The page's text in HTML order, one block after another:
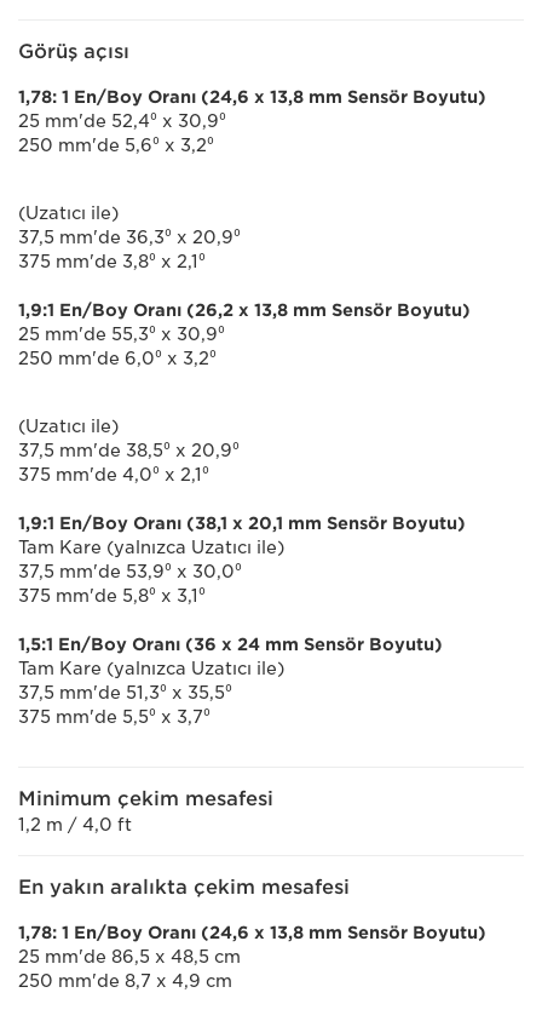
Görüş açısı
1,78: 1 En/Boy Oranı (24,6 x 13,8 mm Sensör Boyutu)
25 mm'de 52,4⁰ x 30,9⁰
250 mm'de 5,6⁰ x 3,2⁰
(Uzatıcı ile)
37,5 mm'de 36,3⁰ x 20,9⁰
375 mm'de 3,8⁰ x 2,1⁰
1,9:1 En/Boy Oranı (26,2 x 13,8 mm Sensör Boyutu)
25 mm'de 55,3⁰ x 30,9⁰
250 mm'de 6,0⁰ x 3,2⁰
(Uzatıcı ile)
37,5 mm'de 38,5⁰ x 20,9⁰
375 mm'de 4,0⁰ x 2,1⁰
1,9:1 En/Boy Oranı (38,1 x 20,1 mm Sensör Boyutu)
Tam Kare (yalnızca Uzatıcı ile)
37,5 mm'de 53,9⁰ x 30,0⁰
375 mm'de 5,8⁰ x 3,1⁰
1,5:1 En/Boy Oranı (36 x 24 mm Sensör Boyutu)
Tam Kare (yalnızca Uzatıcı ile)
37,5 mm'de 51,3⁰ x 35,5⁰
375 mm'de 5,5⁰ x 3,7⁰
Minimum çekim mesafesi
1,2 m / 4,0 ft
En yakın aralıkta çekim mesafesi
1,78: 1 En/Boy Oranı (24,6 x 13,8 mm Sensör Boyutu)
25 mm'de 86,5 x 48,5 cm
250 mm'de 8,7 x 4,9 cm